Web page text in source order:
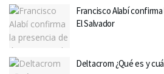
Francisco Alabí
El Salvador
Deltacrom ¿Qué es y